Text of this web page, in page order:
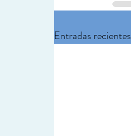
Entradas recientes